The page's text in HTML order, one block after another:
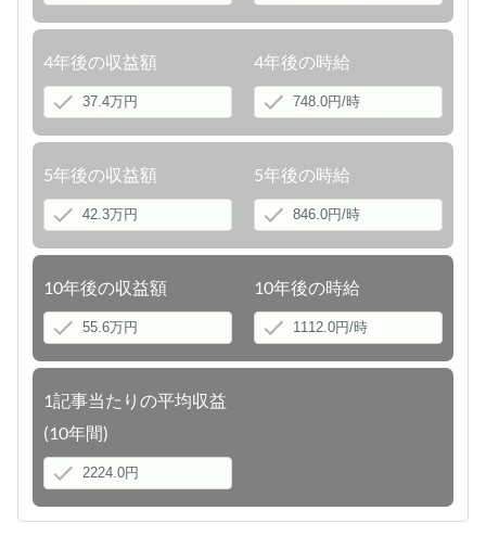
4年後の収益額 4年後の時給
5年後の収益額 5年後の時給
10年後の収益額 10年後の時給
1記事当たりの平均収益
(10年間)